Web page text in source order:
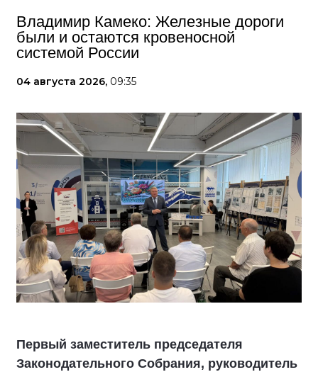
Владимир Камеко: Железные дороги
были и остаются кровеносной
системой России
04 августа 2026, 09:35
Первый заместитель председателя
Законодательного Собрания, руководитель